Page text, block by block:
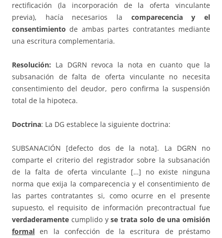
rectificación (la incorporación de la oferta vinculante
previa), hacía necesarios la comparecencia y el
consentimiento de ambas partes contratantes mediante
una escritura complementaria.
Resolución: La DGRN revoca la nota en cuanto que la
subsanación de falta de oferta vinculante no necesita
consentimiento del deudor, pero confirma la suspensión
total de la hipoteca.
Doctrina: La DG establece la siguiente doctrina:
SUBSANACIÓN [defecto dos de la nota]. La DGRN no
comparte el criterio del registrador sobre la subsanación
de la falta de oferta vinculante […] no existe ninguna
norma que exija la comparecencia y el consentimiento de
las partes contratantes si, como ocurre en el presente
supuesto, el requisito de información precontractual fue
verdaderamente cumplido yse trata solo de una omisión
formal en la confección de la escritura de préstamo